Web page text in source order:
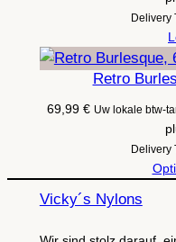
Delivery
Retro
69,99 € Uw lokale btw-
Delivery
Vicky´s Nylons